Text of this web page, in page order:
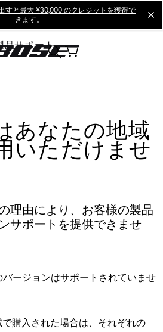
すと最大 ¥30,000 のクレジットを獲得で
きます。
品サポート
あなたの地域
いただけませ
理由により、お客様の製品
サポートを提供できませ
バージョンはサポートされていませ
購入された場合は、それぞれの